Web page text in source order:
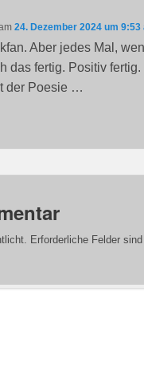
24. Dezember 2024 um 9:53
Aber jedes Mal,
das fertig. Positiv
der Poesie …
Erforderliche Felder